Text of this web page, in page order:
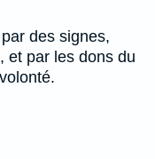
des signes,
et par les dons du